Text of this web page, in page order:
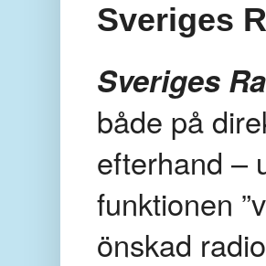
Sveriges
Sveriges
både på
efterhand –
funktionen
önskad